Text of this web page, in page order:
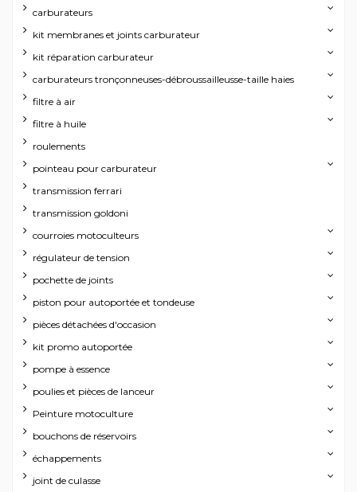
carburateurs
kit membranes et joints carburateur
kit réparation carburateur
carburateurs tronçonneuses-débroussailleusse-taille haies
filtre à air
filtre à huile
roulements
pointeau pour carburateur
transmission ferrari
transmission goldoni
courroies motoculteurs
régulateur de tension
pochette de joints
piston pour autoportée et tondeuse
pièces détachées d'occasion
kit promo autoportée
pompe à essence
poulies et pièces de lanceur
Peinture motoculture
bouchons de réservoirs
échappements
joint de culasse